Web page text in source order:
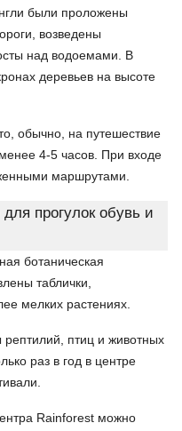
были проложены
возведены
над водоемами. В
деревьев на высоте
обычно, на путешествие
4-5 часов. При входе
маршрутами.
прогулок обувь и
ботаническая
таблички,
мелких растениях.
птиц и животных
раз в год в центре
Rainforest можно